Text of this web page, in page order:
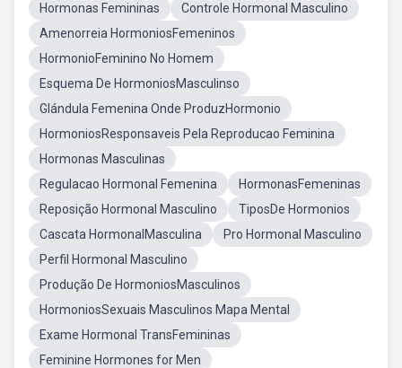
Hormonas Femininas
Controle Hormonal Masculino
Amenorreia HormoniosFemeninos
HormonioFeminino No Homem
Esquema De HormoniosMasculinso
Glándula Femenina Onde ProduzHormonio
HormoniosResponsaveis Pela Reproducao Feminina
Hormonas Masculinas
Regulacao Hormonal Femenina
HormonasFemeninas
Reposição Hormonal Masculino
TiposDe Hormonios
Cascata HormonalMasculina
Pro Hormonal Masculino
Perfil Hormonal Masculino
Produção De HormoniosMasculinos
HormoniosSexuais Masculinos Mapa Mental
Exame Hormonal TransFemininas
Feminine Hormones for Men